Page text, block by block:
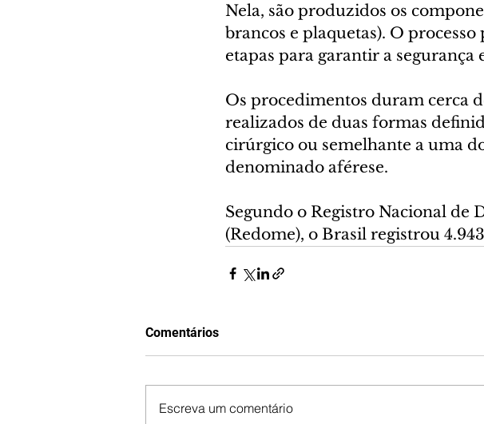
Nela, são produzidos os
brancos e plaquetas). O
etapas para garantir a
Os procedimentos duram cerca
realizados de duas formas
cirúrgico ou semelhante a uma
denominado aférese.
Segundo o Registro Nacional de
(Redome), o Brasil registrou
Comentários
Escreva um comentário